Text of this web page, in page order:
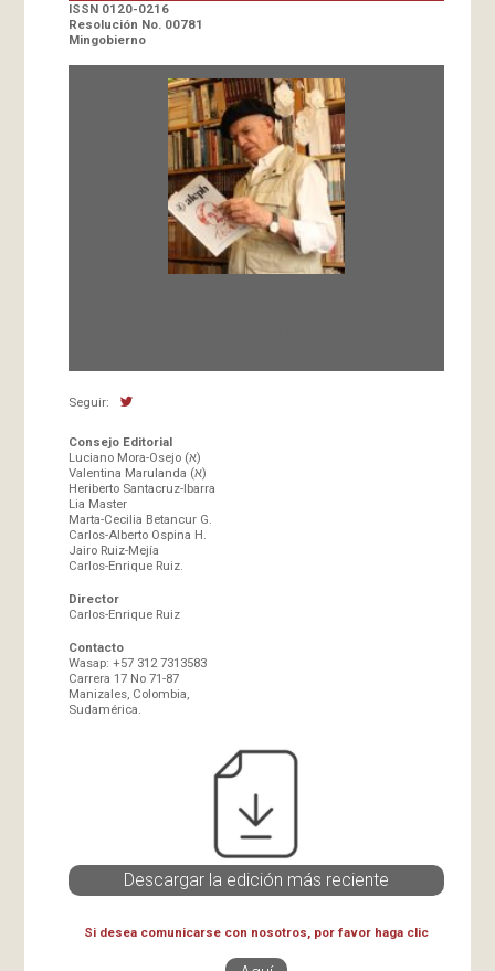
ISSN 0120-0216
Resolución No. 00781
Mingobierno
Seguir:
Consejo Editorial
Luciano Mora-Osejo (א)
Valentina Marulanda (א)
Heriberto Santacruz-Ibarra
Lia Master
Marta-Cecilia Betancur G.
Carlos-Alberto Ospina H.
Jairo Ruiz-Mejía
Carlos-Enrique Ruiz.
Director
Carlos-Enrique Ruiz
Contacto
Wasap: +57 312 7313583
Carrera 17 No 71-87
Manizales, Colombia,
Sudamérica.
Descargar la edición más reciente
Si desea comunicarse con nosotros, por favor haga clic